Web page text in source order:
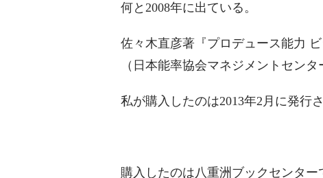
何と2008年に出ている。
佐々木直彦著 『プロデュース能力
（日本能率協会マネジメントセンタ
私が購入したのは2013年2月に発行
購入したのは八重洲ブックセンター